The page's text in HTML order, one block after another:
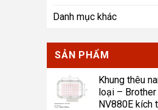
Danh mục khác
SẢN PHẨM
Khung thêu
loại – Brother
NV880E kích